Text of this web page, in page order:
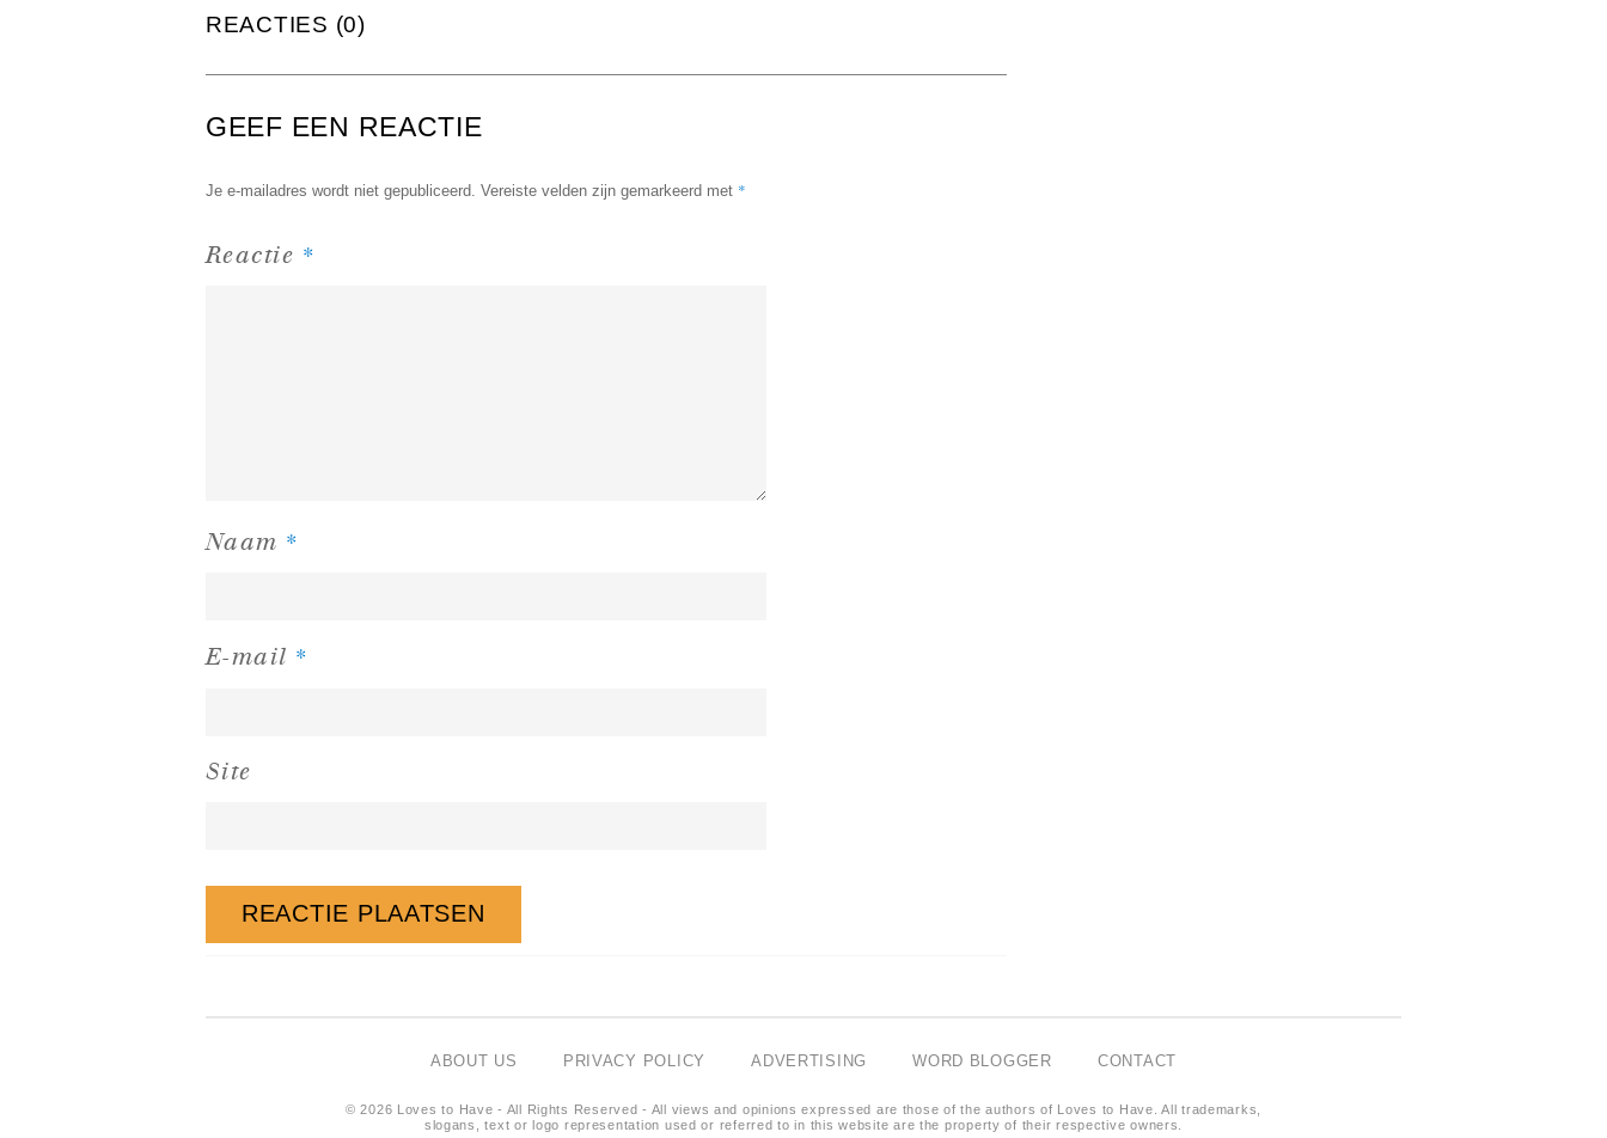
REACTIES (0)
GEEF EEN REACTIE
Je e-mailadres wordt niet gepubliceerd. Vereiste velden zijn gemarkeerd met *
Reactie *
Naam *
E-mail *
Site
ABOUT US PRIVACY POLICY ADVERTISING WORD BLOGGER CONTACT
© 2026 Loves to Have - All Rights Reserved - All views and opinions expressed are those of the authors of Loves to Have. All trademarks,
slogans, text or logo representation used or referred to in this website are the property of their respective owners.